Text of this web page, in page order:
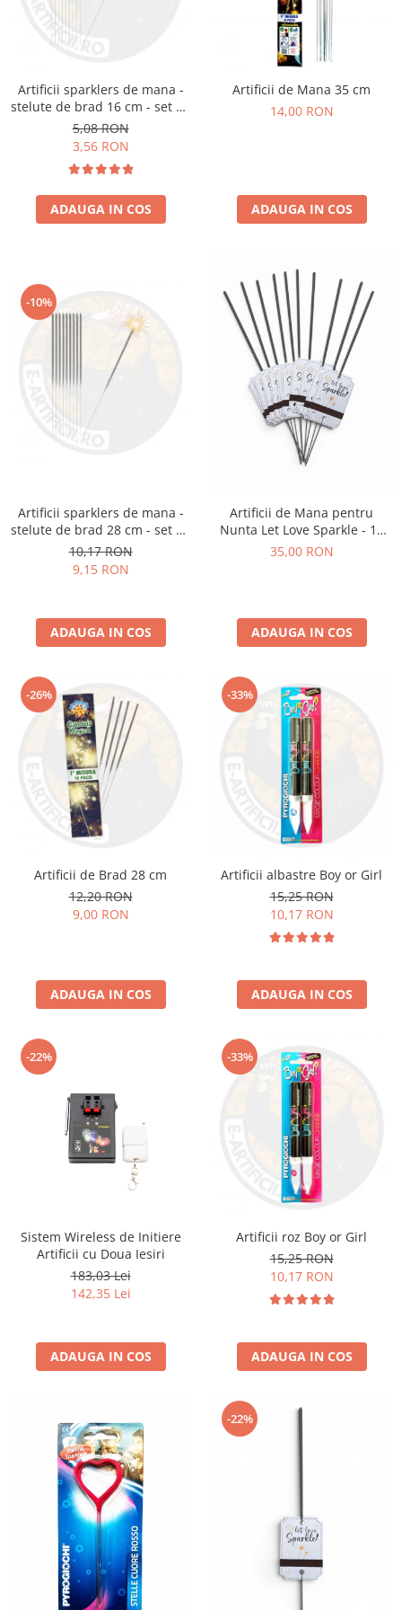
Artificii sparklers de mana -
stelute de brad 16 cm - set 10
buc
5,08 RON
3,56 RON
ADAUGA IN COS
Artificii de Mana 35 cm
14,00 RON
ADAUGA IN COS
-10%
Artificii sparklers de mana -
stelute de brad 28 cm - set 10
buc
10,17 RON
9,15 RON
ADAUGA IN COS
Artificii de Mana pentru
Nunta Let Love Sparkle - 10
bucati
35,00 RON
ADAUGA IN COS
-26%
Artificii de Brad 28 cm
12,20 RON
9,00 RON
ADAUGA IN COS
-33%
Artificii albastre Boy or Girl
15,25 RON
10,17 RON
ADAUGA IN COS
-22%
Sistem Wireless de Initiere
Artificii cu Doua Iesiri
183,03 Lei
142,35 Lei
ADAUGA IN COS
-33%
Artificii roz Boy or Girl
15,25 RON
10,17 RON
ADAUGA IN COS
-22%